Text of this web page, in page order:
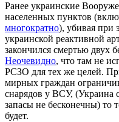
Ранее украинские
населенных пунктов
многократно), убивая при
украинской реактивной
закончился смертью двух
Неочевидно, что там не
РСЗО для тех же целей.
мирных граждан
снарядов у ВСУ, (Украина
запасы не бесконечны) то
будет.